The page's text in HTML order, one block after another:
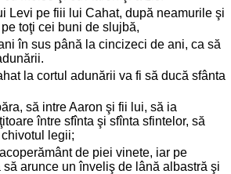
Levi pe fiii lui Cahat, după neamurile şi
toţi cei buni de slujbă,
în sus până la cincizeci de ani, ca să
la cortul adunării va fi să ducă sfânta
să intre Aaron şi fii lui, să ia
între sfînta şi sfînta sfintelor, să
legii;
de piei vinete, iar pe
arunce un înveliş de lână albastră şi